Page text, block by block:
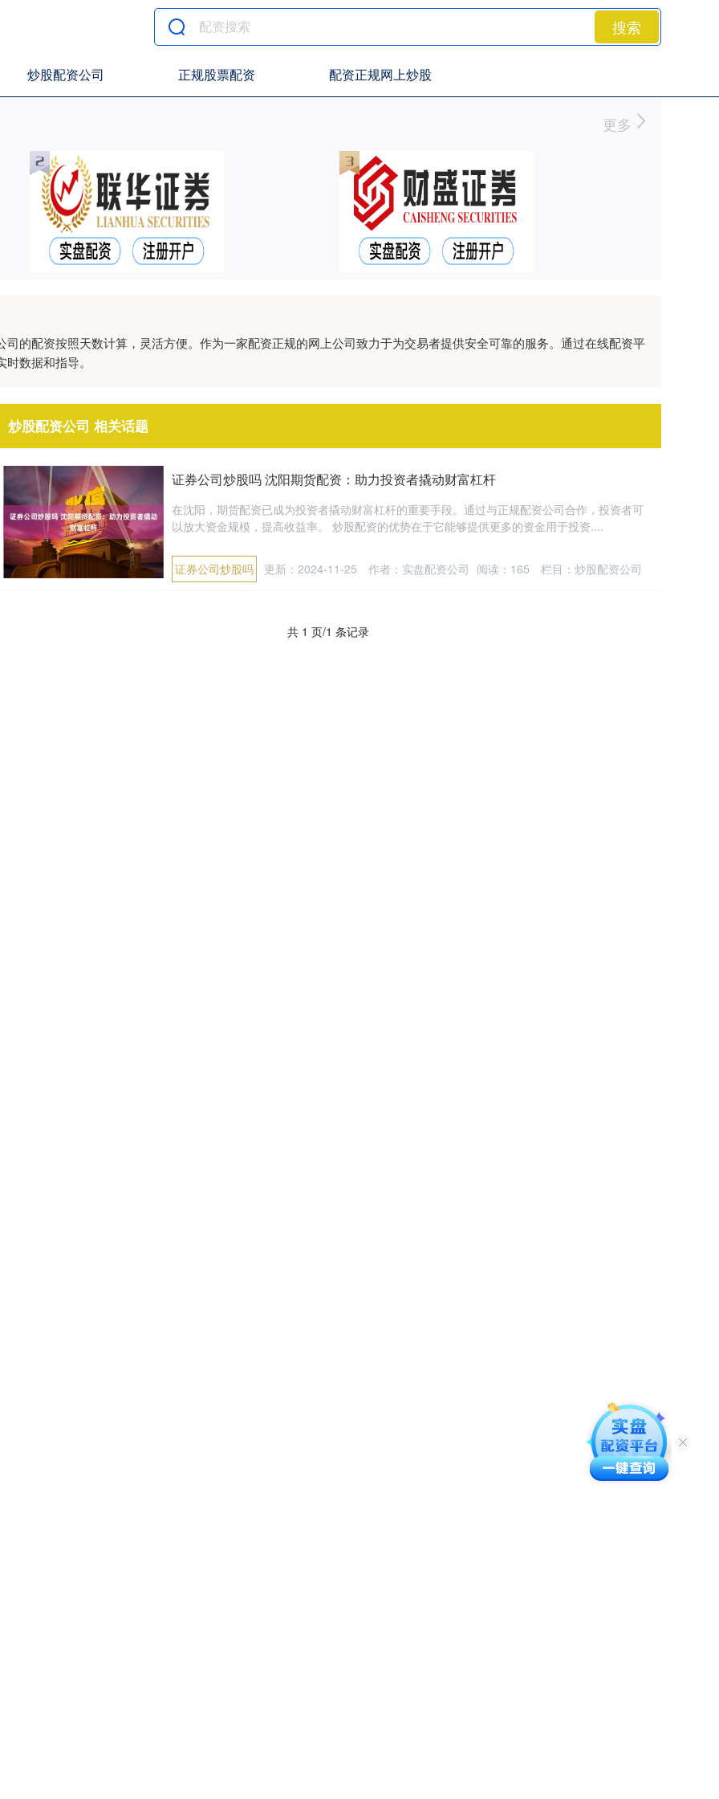
搜索
炒股配资公司 正规股票配资 配资正规网上炒股
更多
的配资按照天数计算，灵活方便。作为一家配资正规的网上公司致力于为交易者提供安全可靠的服务。通过在线配资平
数据和指导。
炒股配资公司 相关话题
证券公司炒股吗 沈阳期货配资：助力投资者撬动财富杠杆
在沈阳，期货配资已成为投资者撬动财富杠杆的重要手段。通过与正规配资公司合作，投资者可
以放大资金规模，提高收益率。 炒股配资的优势在于它能够提供更多的资金用于投资....
证券公司炒股吗 更新：2024-11-25 作者：实盘配资公司 阅读： 165 栏目： 炒股配资公司
共 1 页/1 条记录